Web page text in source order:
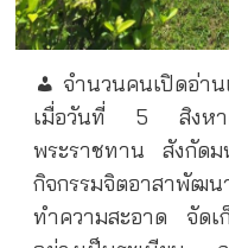
จำนวนคนเปิดอ่าน
เมื่อวันที่ 5 สิงหา
พระราชทาน สังกัด
กิจกรรมจิตอาสาพั
ทำความสะอาด จัด